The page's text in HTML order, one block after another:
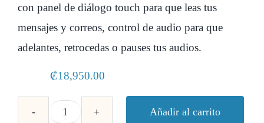
con panel de diálogo touch para que leas tus
mensajes y correos, control de audio para que
adelantes, retrocedas o pauses tus audios.
₡18,950.00
Añadir al carrito